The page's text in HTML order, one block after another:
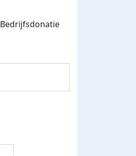
Bedrijfsdonatie